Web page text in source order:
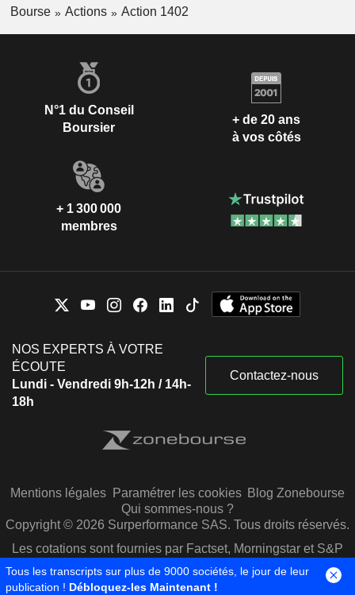
Bourse Actions Action 1402
N°1 du Conseil
Boursier
+ de 20 ans
à vos côtés
+ 1 300 000
membres
NOS EXPERTS À VOTRE
ÉCOUTE
Lundi - Vendredi 9h-12h / 14h-
18h
Contactez-nous
Mentions légales Paramétrer les cookies Blog Zonebourse
Qui sommes-nous ?
Copyright © 2026 Surperformance SAS. Tous droits réservés.
Les cotations sont fournies par Factset, Morningstar et S&P
Capital IQ
Tous les transcripts sur plus de 9000 sociétés, le jour de leur
publication ! Débloquez-les Maintenant !